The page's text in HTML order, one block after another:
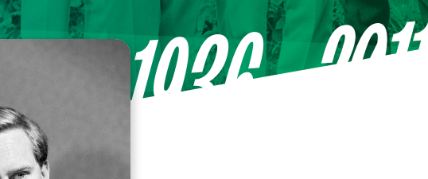
1936—2011